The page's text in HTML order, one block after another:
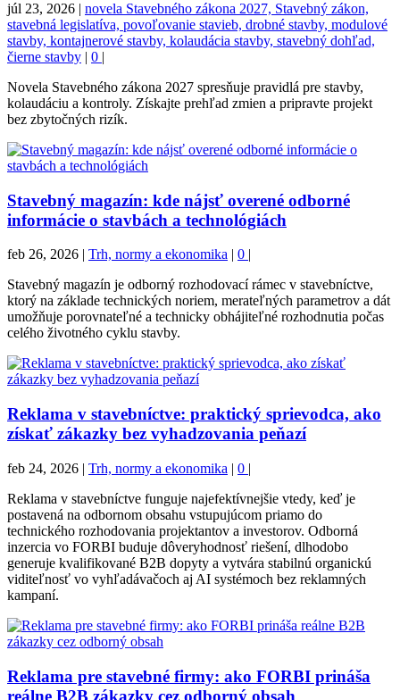
júl 23, 2026 | novela Stavebného zákona 2027, Stavebný zákon,
stavebná legislatíva, povoľovanie stavieb, drobné stavby, modulové
stavby, kontajnerové stavby, kolaudácia stavby, stavebný dohľad,
čierne stavby | 0 |
Novela Stavebného zákona 2027 spresňuje pravidlá pre stavby,
kolaudáciu a kontroly. Získajte prehľad zmien a pripravte projekt
bez zbytočných rizík.
Stavebný magazín: kde nájsť overené odborné
informácie o stavbách a technológiách
feb 26, 2026 | Trh, normy a ekonomika | 0 |
Stavebný magazín je odborný rozhodovací rámec v stavebníctve,
ktorý na základe technických noriem, merateľných parametrov a dát
umožňuje porovnateľné a technicky obhájiteľné rozhodnutia počas
celého životného cyklu stavby.
Reklama v stavebníctve: praktický sprievodca, ako
získať zákazky bez vyhadzovania peňazí
feb 24, 2026 | Trh, normy a ekonomika | 0 |
Reklama v stavebníctve funguje najefektívnejšie vtedy, keď je
postavená na odbornom obsahu vstupujúcom priamo do
technického rozhodovania projektantov a investorov. Odborná
inzercia vo FORBI buduje dôveryhodnosť riešení, dlhodobo
generuje kvalifikované B2B dopyty a vytvára stabilnú organickú
viditeľnosť vo vyhľadávačoch aj AI systémoch bez reklamných
kampaní.
Reklama pre stavebné firmy: ako FORBI prináša
reálne B2B zákazky cez odborný obsah